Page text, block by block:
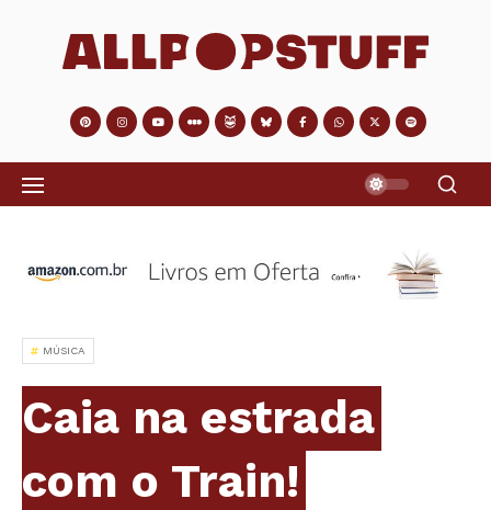
MÚSICA
Caia na estrada
com o Train!